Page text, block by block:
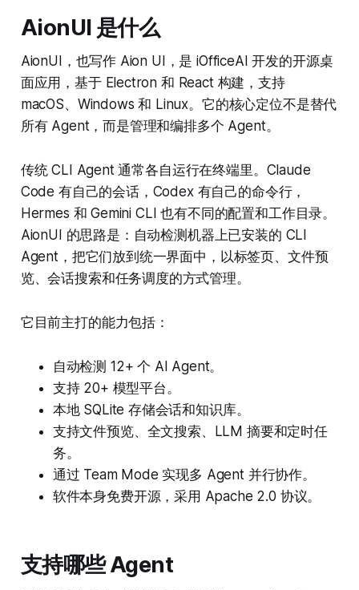
AionUI 是什么
AionUI，也写作 Aion UI，是 iOfficeAI 开发的开源桌
面应用，基于 Electron 和 React 构建，支持
macOS、Windows 和 Linux。它的核心定位不是替代
所有 Agent，而是管理和编排多个 Agent。
传统 CLI Agent 通常各自运行在终端里。Claude
Code 有自己的会话，Codex 有自己的命令行，
Hermes 和 Gemini CLI 也有不同的配置和工作目录。
AionUI 的思路是：自动检测机器上已安装的 CLI
Agent，把它们放到统一界面中，以标签页、文件预
览、会话搜索和任务调度的方式管理。
它目前主打的能力包括：
自动检测 12+ 个 AI Agent。
支持 20+ 模型平台。
本地 SQLite 存储会话和知识库。
支持文件预览、全文搜索、LLM 摘要和定时任
务。
通过 Team Mode 实现多 Agent 并行协作。
软件本身免费开源，采用 Apache 2.0 协议。
支持哪些 Agent